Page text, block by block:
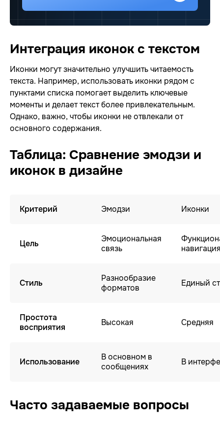
Интеграция иконок с текстом
Иконки могут значительно улучшить читаемость
текста. Например, использовать иконки рядом с
пунктами списка помогает выделить ключевые
моменты и делает текст более привлекательным.
Однако, важно, чтобы иконки не отвлекали от
основного содержания.
Таблица: Сравнение эмодзи и
иконок в дизайне
Критерий Эмодзи Иконки
Цель
Эмоциональная
связь
Стиль
Разнообразие
форматов
Единый
Простота
восприятия
Высокая Средняя
Использование
В основном в
сообщениях
В
Часто задаваемые вопросы